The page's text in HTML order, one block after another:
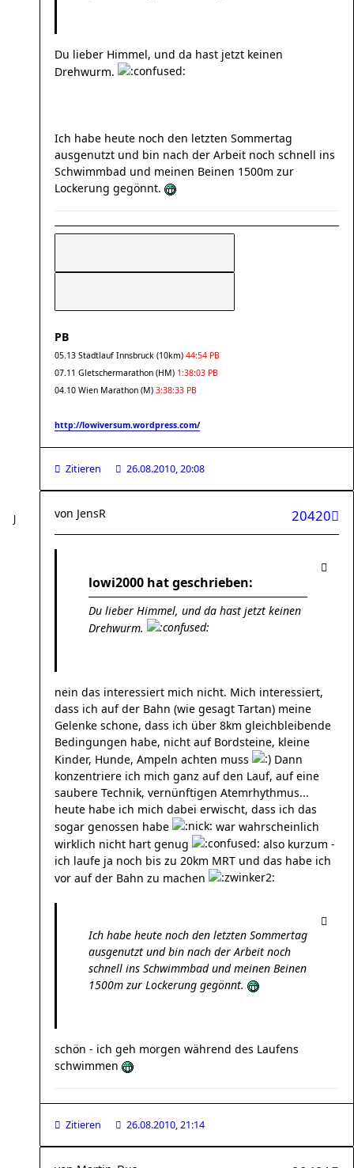
Du lieber Himmel, und da hast jetzt keinen
Drehwurm.
Ich habe heute noch den letzten Sommertag
ausgenutzt und bin nach der Arbeit noch schnell ins
Schwimmbad und meinen Beinen 1500m zur
Lockerung gegönnt.
PB
05.13 Stadtlauf Innsbruck (10km) 44:54 PB
07.11 Gletschermarathon (HM) 1:38:03 PB
04.10 Wien Marathon (M) 3:38:33 PB
http://lowiversum.wordpress.com/
Zitieren 26.08.2010, 20:08
20420
von JensR
lowi2000 hat geschrieben:
Du lieber Himmel, und da hast jetzt keinen
Drehwurm.
nein das interessiert mich nicht. Mich interessiert,
dass ich auf der Bahn (wie gesagt Tartan) meine
Gelenke schone, dass ich über 8km gleichbleibende
Bedingungen habe, nicht auf Bordsteine, kleine
Kinder, Hunde, Ampeln achten muss
Dann
konzentriere ich mich ganz auf den Lauf, auf eine
saubere Technik, vernünftigen Atemrhythmus...
heute habe ich mich dabei erwischt, dass ich das
sogar genossen habe
war wahrscheinlich
wirklich nicht hart genug
also kurzum -
ich laufe ja noch bis zu 20km MRT und das habe ich
vor auf der Bahn zu machen
Ich habe heute noch den letzten Sommertag
ausgenutzt und bin nach der Arbeit noch
schnell ins Schwimmbad und meinen Beinen
1500m zur Lockerung gegönnt.
schön - ich geh morgen während des Laufens
schwimmen
Zitieren 26.08.2010, 21:14